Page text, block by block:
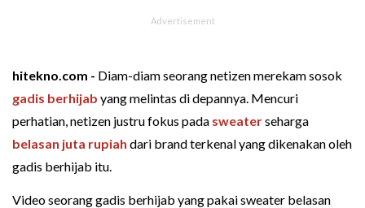
hitekno.com - Diam-diam seorang netizen merekam sosok
gadis berhijab yang melintas di depannya. Mencuri
perhatian, netizen justru fokus pada sweaterseharga
belasan juta rupiah dari brand terkenal yang dikenakan oleh
gadis berhijab itu.
Video seorang gadis berhijab yang pakai sweater belasan